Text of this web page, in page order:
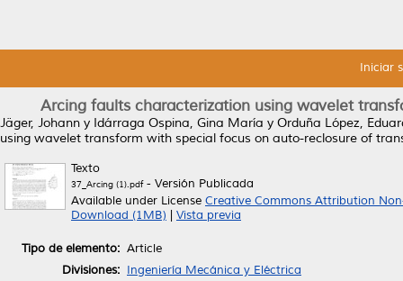
Iniciar
Arcing faults characterization using wavelet
Jäger, Johann y Idárraga Ospina, Gina María y Orduña López,
using wavelet transform with special focus on auto-reclosure of
Texto
37_Arcing (1).pdf- Versión Publicada
Available under License Creative Commons Attribution
Download (1MB)
Vista previa
Tipo de elemento: Article
Divisiones: Ingeniería Mecánica y Eléctrica